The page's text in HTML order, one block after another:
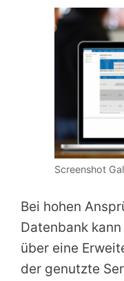
Screenshot
Bei hohen
Datenbank
über eine
der genutzte